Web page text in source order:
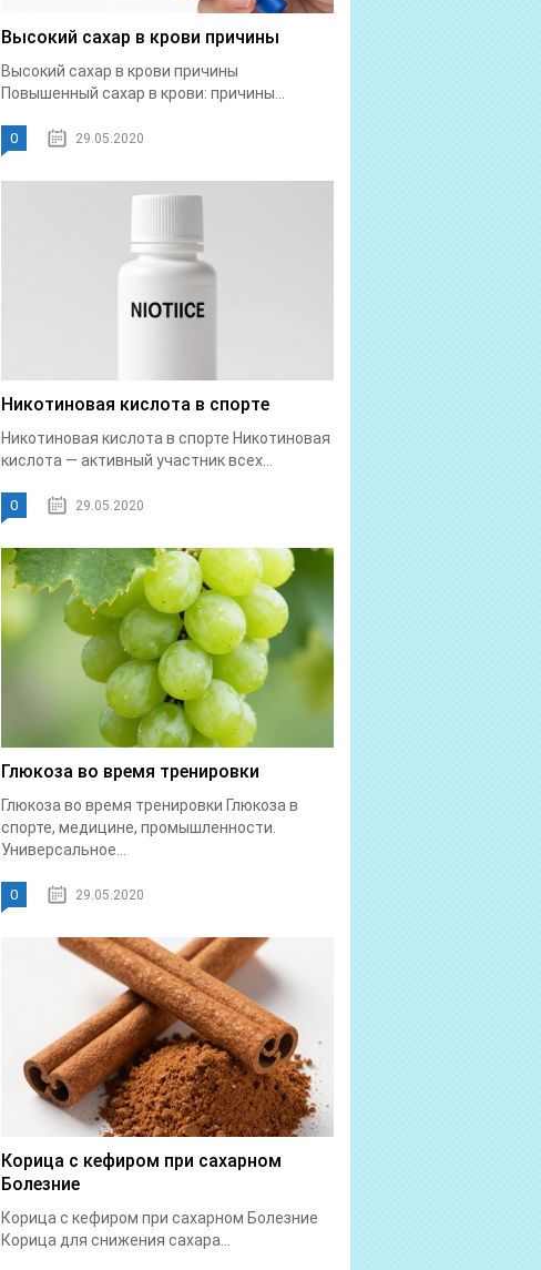
Высокий сахар в крови причины
Высокий сахар в крови причины
Повышенный сахар в крови: причины...
0 29.05.2020
Никотиновая кислота в спорте
Никотиновая кислота в спорте Никотиновая
кислота — активный участник всех...
0 29.05.2020
Глюкоза во время тренировки
Глюкоза во время тренировки Глюкоза в
спорте, медицине, промышленности.
Универсальное...
0 29.05.2020
Корица с кефиром при сахарном
Болезние
Корица с кефиром при сахарном Болезние
Корица для снижения сахара...